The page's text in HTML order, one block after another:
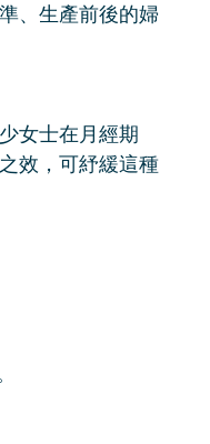
、生產前後的婦
女士在月經期
效，可紓緩這種